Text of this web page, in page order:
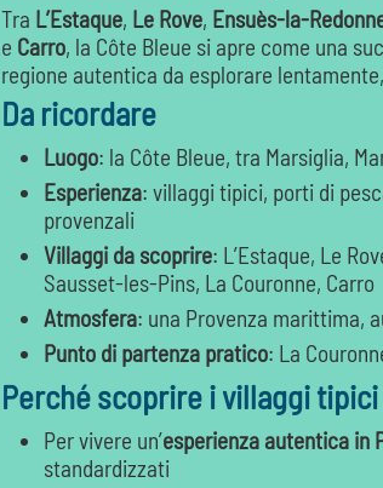
Tra L’Estaque, Le Rove, Ensuès-la-
e Carro, la Côte Bleue si apre come una
regione autentica da esplorare
Da ricordare
Luogo: la Côte Bleue, tra Marsiglia,
Esperienza: villaggi tipici, porti di
provenzali
Villaggi da scoprire: L’Estaque, Le
Sausset-les-Pins, La Couronne, Carro
Atmosfera: una Provenza marittima,
Punto di partenza pratico: La
Perché scoprire i villaggi
Per vivere un’esperienza autentica in
standardizzati